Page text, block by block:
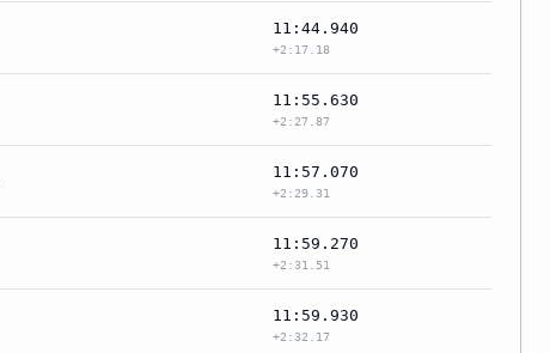
11:44.940
+2:17.18
11:55.630
+2:27.87
11:57.070
+2:29.31
11:59.270
+2:31.51
11:59.930
+2:32.17